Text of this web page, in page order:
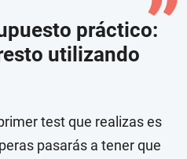
práctico:
utilizando
test que realizas es
pasarás a tener que